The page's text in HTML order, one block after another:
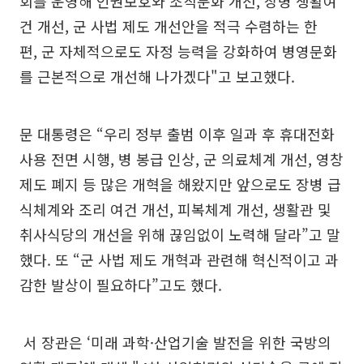
건 개선, 군 사법 제도 개선안을 적극 수렴하는 한
편, 군 자체적으로도 자정 능력을 강화하여 병영문화
를 근본적으로 개선해 나가겠다"고 보고했다.
문 대통령은 “우리 정부 출범 이후 일과 후 휴대전화
사용 전면 시행, 병 봉급 인상, 군 의료체계 개선, 영창
제도 폐지 등 많은 개혁을 해왔지만 앞으로도 장병 급
식체계와 조리 여건 개선, 피복체계 개선, 생활관 및
취사식당의 개선을 위해 끊임없이 노력해 달라”고 말
했다. 또 “군 사법 제도 개혁과 관련해 혁신적이고 과
감한 발상이 필요하다”고도 했다.
서 장관은 ‘미래 과학·산업기술 발전을 위한 국방의